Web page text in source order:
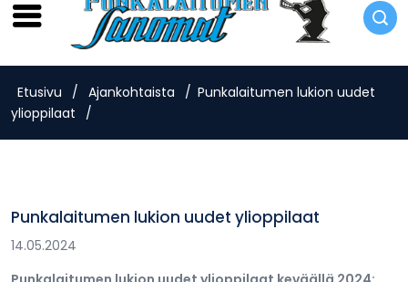
Lauantai 8.8.2026
Etusivu / Ajankohtaista / Punkalaitumen lukion uudet
ylioppilaat
/
Punkalaitumen lukion uudet ylioppilaat
14.05.2024